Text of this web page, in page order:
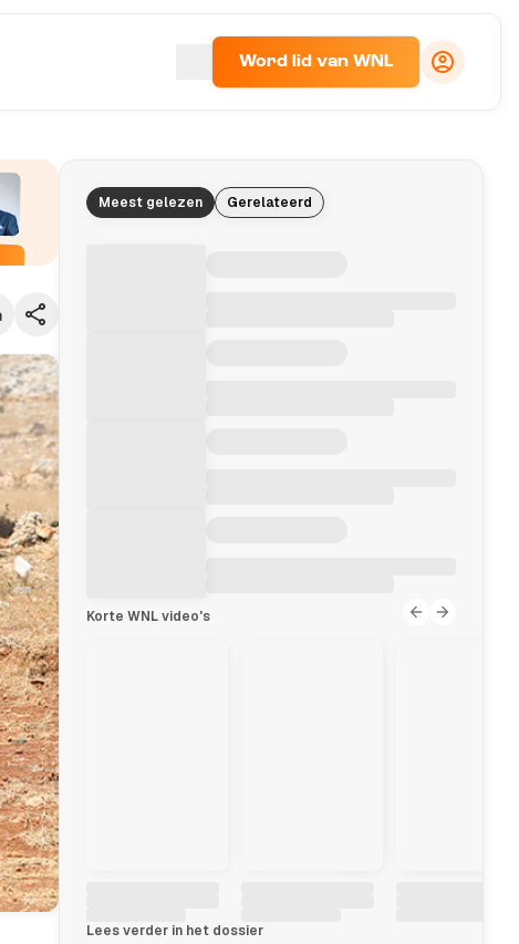
Word lid van WNL
Meest gelezen Gerelateerd
Korte WNL video's
Lees verder in het dossier